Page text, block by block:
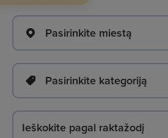
Pasirinkite miestą
Pasirinkite kategoriją